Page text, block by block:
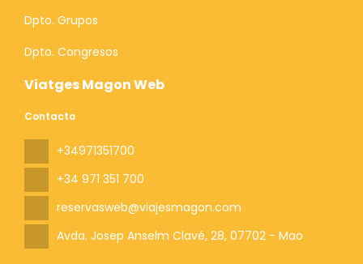
Viatges Magon Web
Contacto
+34971351700
+34 971 351 700
reservasweb@viajesmagon.com
Avda. Josep Anselm Clavé, 28, 07702 - Mao
Dpto. Grupos
Dpto. Congresos